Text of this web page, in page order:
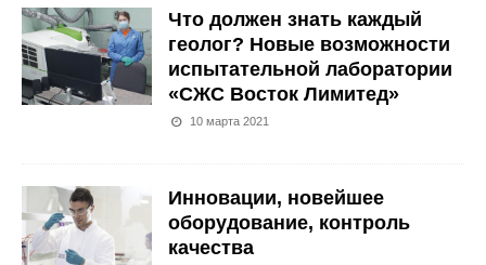
Что должен знать каждый
геолог? Новые возможности
испытательной лаборатории
«СЖС Восток Лимитед»
10 марта 2021
Инновации, новейшее
оборудование, контроль
качества